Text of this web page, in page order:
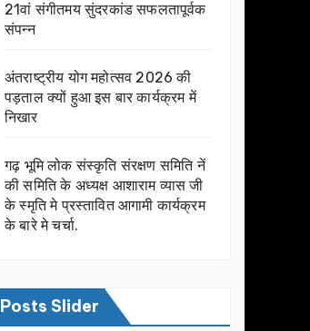
21वां संगीतमय सुंदरकांड सफलतापूर्वक
संपन्न
अंतराष्ट्रीय योग महोत्सव 2026 की
पड़ताल क्यों हुआ इस बार कार्यक्रम में
निखार
गढ़ भूमि लोक संस्कृति संरक्षण समिति नें
की समिति के अध्यक्ष आशाराम व्यास जी
के स्मृति मे प्रस्तावित आगामी कार्यक्रम
के बारे मे चर्चा.
Posts Slider